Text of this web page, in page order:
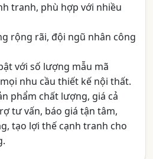
tranh, phù hợp với nhiều
rộng rãi, đội ngũ nhân công
với số lượng mẫu mã
nhu cầu thiết kế nội thất.
phẩm chất lượng, giá cả
tư vấn, báo giá tận tâm,
tạo lợi thế cạnh tranh cho